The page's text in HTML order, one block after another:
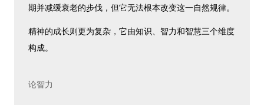
期并减缓衰老的步伐，但它无法根本改变这一自然规律。
精神的成长则更为复杂，它由知识、智力和智慧三个维度
构成。
论智力